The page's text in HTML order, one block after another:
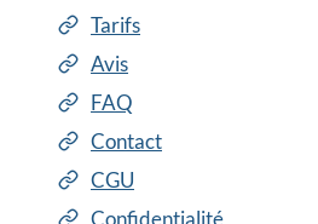
Tarifs
Avis
FAQ
Contact
CGU
Confidentialité